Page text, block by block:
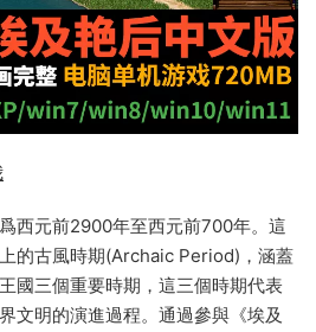
西元前2900年至西元前700年。這
的古風時期(Archaic Period)，涵蓋
國三個重要時期，這三個時期代表
文明的演進過程。通過參與《埃及